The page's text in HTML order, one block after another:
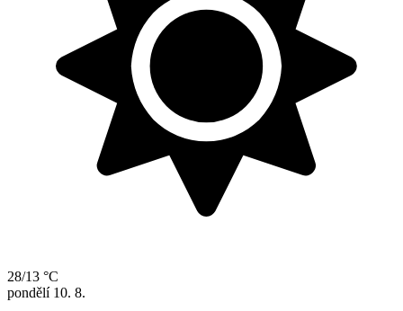
28/13 °C
pondělí 10. 8.